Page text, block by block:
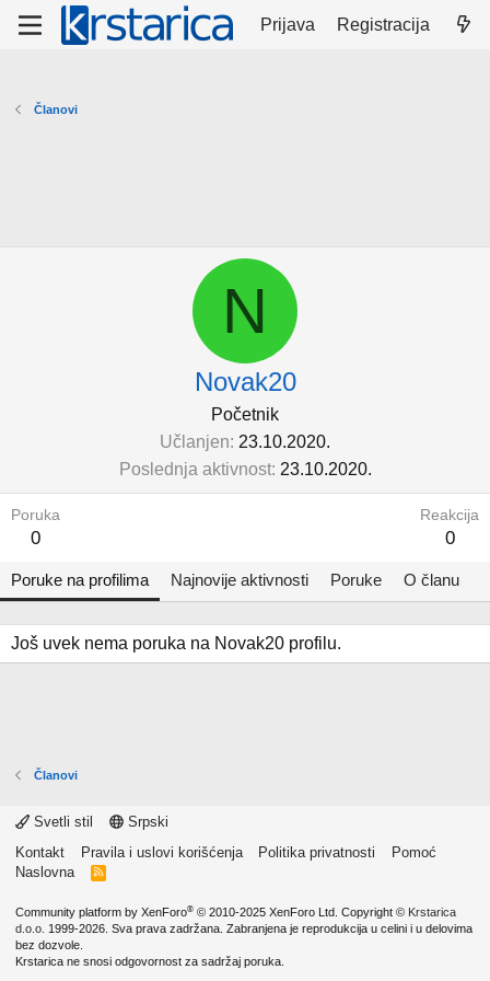
Prijava Registracija
Članovi
N
Novak20
Početnik
Učlanjen 23.10.2020.
Poslednja aktivnost 23.10.2020.
Poruka
0
Reakcija
0
Poruke na profilima Najnovije aktivnosti Poruke O članu
Još uvek nema poruka na Novak20 profilu.
Članovi
Svetli stil
Srpski
Kontakt
Pravila i uslovi korišćenja Politika privatnosti
Pomoć
Naslovna
R
Community platform by XenForo® © 2010-2025 XenForo Ltd. Copyright © Krstarica
d.o.o. 1999-2026. Sva prava zadržana. Zabranjena je reprodukcija u celini i u delovima
bez dozvole.
Krstarica ne snosi odgovornost za sadržaj poruka.